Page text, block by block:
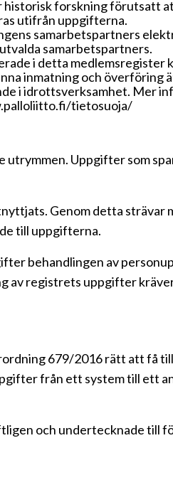
forskning förutsatt
utifrån uppgifterna.
samarbetspartners
samarbetspartners.
i detta medlemsregister
inmatning och överföring
i idrottsverksamhet. Mer
tietosuoja/
Uppgifter som
Genom detta strävar
till uppgifterna.
behandlingen av
av registrets uppgifter
679/2016 rätt att få
från ett system till ett
och undertecknade till